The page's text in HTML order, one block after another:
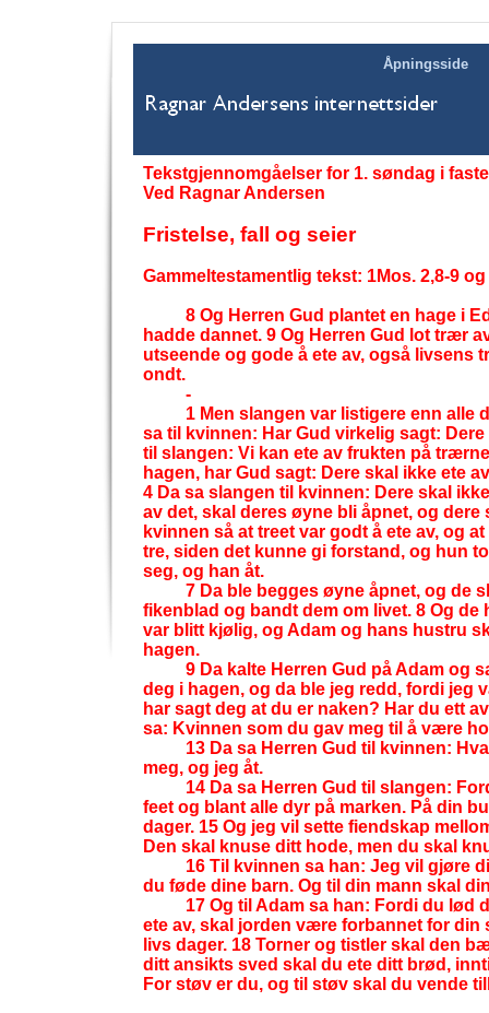
Åpningsside
Tekstgjennomgåelser for 1. søndag i
Ved Ragnar Andersen
Fristelse, fall og seier
Gammeltestamentlig tekst: 1Mos. 2,8-9 og
8 Og Herren Gud plantet en hage i
hadde dannet. 9 Og Herren Gud lot trær
utseende og gode å ete av, også livsens
ondt.
-
1 Men slangen var listigere enn alle
sa til kvinnen: Har Gud virkelig sagt:
til slangen: Vi kan ete av frukten på
hagen, har Gud sagt: Dere skal ikke ete
4 Da sa slangen til kvinnen: Dere skal
av det, skal deres øyne bli åpnet, og
kvinnen så at treet var godt å ete av, og
tre, siden det kunne gi forstand, og hun
seg, og han åt.
7 Da ble begges øyne åpnet, og de
fikenblad og bandt dem om livet. 8 Og
var blitt kjølig, og Adam og hans hustru
hagen.
9 Da kalte Herren Gud på Adam og
deg i hagen, og da ble jeg redd, fordi jeg
har sagt deg at du er naken? Har du ett
sa: Kvinnen som du gav meg til å være
13 Da sa Herren Gud til kvinnen:
meg, og jeg åt.
14 Da sa Herren Gud til slangen:
feet og blant alle dyr på marken. På din
dager. 15 Og jeg vil sette fiendskap
Den skal knuse ditt hode, men du skal
16 Til kvinnen sa han: Jeg vil gjøre
du føde dine barn. Og til din mann skal
17 Og til Adam sa han: Fordi du lød
ete av, skal jorden være forbannet for
livs dager. 18 Torner og tistler skal den
ditt ansikts sved skal du ete ditt brød,
For støv er du, og til støv skal du vende